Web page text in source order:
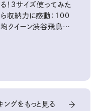
る！3サイズ使ってみた
ら収納力に感動：100
均クイーン渋谷飛鳥の
ングをもっと見る